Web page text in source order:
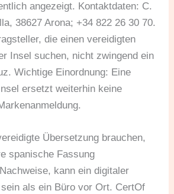
angezeigt. Kontaktdaten: C.
38627 Arona; +34 822 26 30 70.
die einen vereidigten
Insel suchen, nicht zwingend ein
Wichtige Einordnung: Eine
ersetzt weiterhin keine
Übersetzung brauchen,
spanische Fassung
kann ein digitaler
als ein Büro vor Ort. CertOf